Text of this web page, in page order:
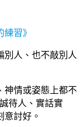
習》
別人、也不敲別人
神情或姿態上都不
待人、實話實
討好。